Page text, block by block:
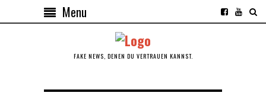
Menu
FAKE NEWS, DENEN DU VERTRAUEN KANNST.